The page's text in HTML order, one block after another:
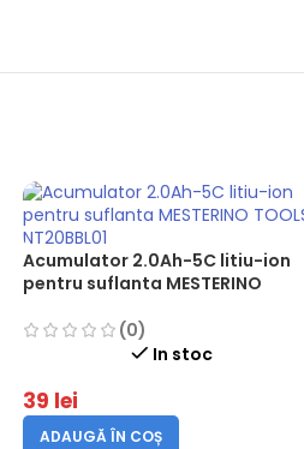
Acumulator 2.0Ah-5C litiu-ion
pentru suflanta MESTERINO
(0)
In stoc
39 lei
ADAUGĂ ÎN COȘ